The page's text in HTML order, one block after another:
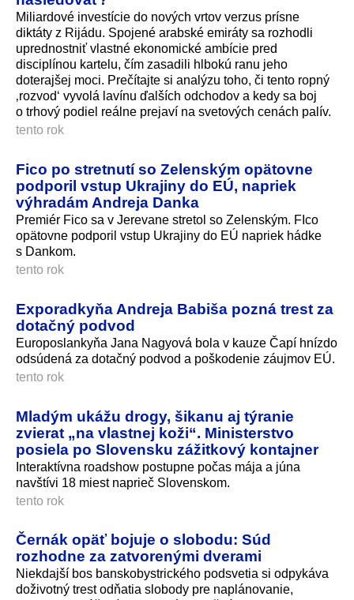
Miliardové investície do nových vrtov verzus prísne
diktáty z Rijádu. Spojené arabské emiráty sa rozhodli
uprednostniť vlastné ekonomické ambície pred
disciplínou kartelu, čím zasadili hlbokú ranu jeho
doterajšej moci. Prečítajte si analýzu toho, či tento ropný
‚rozvod‘ vyvolá lavínu ďalších odchodov a kedy sa boj
o trhový podiel reálne prejaví na svetových cenách palív.
tento rok
Fico po stretnutí so Zelenským opätovne
podporil vstup Ukrajiny do EÚ, napriek
výhradám Andreja Danka
Premiér Fico sa v Jerevane stretol so Zelenským. FIco
opätovne podporil vstup Ukrajiny do EÚ napriek hádke
s Dankom.
tento rok
Exporadkyňa Andreja Babiša pozná trest za
dotačný podvod
Europoslankyňa Jana Nagyová bola v kauze Čapí hnízdo
odsúdená za dotačný podvod a poškodenie záujmov EÚ.
tento rok
Mladým ukážu drogy, šikanu aj týranie
zvierat „na vlastnej koži“. Ministerstvo
posiela po Slovensku zážitkový kontajner
Interaktívna roadshow postupne počas mája a júna
navštívi 18 miest naprieč Slovenskom.
tento rok
Černák opäť bojuje o slobodu: Súd
rozhodne za zatvorenými dverami
Niekdajší bos banskobystrického podsvetia si odpykáva
doživotný trest odňatia slobody pre naplánovanie,